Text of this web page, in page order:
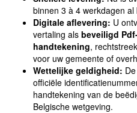
binnen 3 à 4 werkdagen al
Digitale aflevering: U
vertaling als beveiligd
handtekening,
voor uw gemeente of
Wettelijke geldigheid:
officiële
handtekening van de
Belgische wetgeving.